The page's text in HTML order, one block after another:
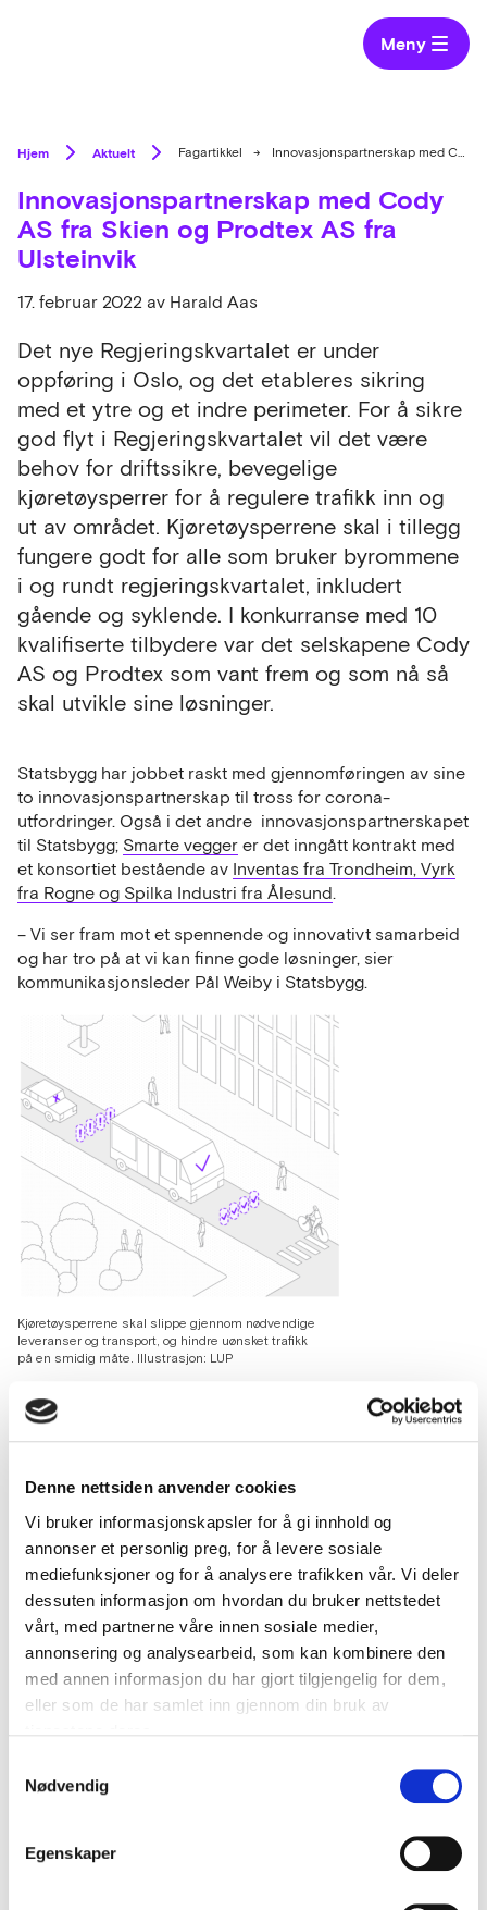
Denne nettsiden anvender cookies
Vi bruker informasjonskapsler for å gi innhold og
annonser et personlig preg, for å levere sosiale
mediefunksjoner og for å analysere trafikken vår. Vi deler
dessuten informasjon om hvordan du bruker nettstedet
vårt, med partnerne våre innen sosiale medier,
annonsering og analysearbeid, som kan kombinere den
med annen informasjon du har gjort tilgjengelig for dem,
eller som de har samlet inn gjennom din bruk av
Nødvendig
Egenskaper
Meny
Hjem Aktuelt Fagartikkel → Innovasjonspartnerskap med Cody AS fra Skien og Prodtex AS fra Ulsteinvik
Innovasjonspartnerskap med Cody
AS fra Skien og Prodtex AS fra
Ulsteinvik
17. februar 2022 av Harald Aas
Det nye Regjeringskvartalet er under
oppføring i Oslo, og det etableres sikring
med et ytre og et indre perimeter. For å sikre
god flyt i Regjeringskvartalet vil det være
behov for driftssikre, bevegelige
kjøretøysperrer for å regulere trafikk inn og
ut av området. Kjøretøysperrene skal i tillegg
fungere godt for alle som bruker byrommene
i og rundt regjeringskvartalet, inkludert
gående og syklende. I konkurranse med 10
kvalifiserte tilbydere var det selskapene Cody
AS og Prodtex som vant frem og som nå så
skal utvikle sine løsninger.
Statsbygg har jobbet raskt med gjennomføringen av sine
to innovasjonspartnerskap til tross for corona-
utfordringer. Også i det andre innovasjonspartnerskapet
til Statsbygg; Smarte vegger er det inngått kontrakt med
et konsortiet bestående av Inventas fra Trondheim, Vyrk
fra Rogne og Spilka Industri fra Ålesund
– Vi ser fram mot et spennende og innovativt samarbeid
og har tro på at vi kan finne gode løsninger, sier
kommunikasjonsleder Pål Weiby i Statsbygg.
Kjøretøysperrene skal slippe gjennom nødvendige
leveranser og transport, og hindre uønsket trafikk
på en smidig måte. Illustrasjon: LUP
Les hele saken om kjøretøysperrer på Statsbygg
hjemmeside
Det er kartlagt en rekke utfordringer knyttet til dynamiske
kjøretøysperrer i nordisk klima. I allerede monterte
løsninger har man erfart at det blir slitasje i form av
salting, brøyting, erosjon, temperatursvingninger, dårlig
drenering og vanninntrengning. Slitasjen fører til stort
behov for service og utskifting. Vedlikehold og utskifting
av kjøretøysperre er utfordrende i en bysituasjon hvor
kontinuerlig drift er høyt prioritert på grunna av trafikal
flyt.
måte som bidrar til enklere drift og vedlikehold enn det
man kjenner i dag. Derfor satte vi i 2020 i gang en
«STAUT – kjøretøysperre til å stole på», forklarer Weiby.